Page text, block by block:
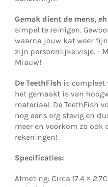
Gemak dient de mens,
simpel te reinigen.
waarna jouw kat weer
zijn persoonlijke visje. -
Miauw!
De TeethFish is
het gemaakt is van
materiaal. De TeethFish
nog eens erg stevig en
meer en voorkom zo ook
rekeningen!
Specificaties:
Afmeting: Circa 17.4 ×